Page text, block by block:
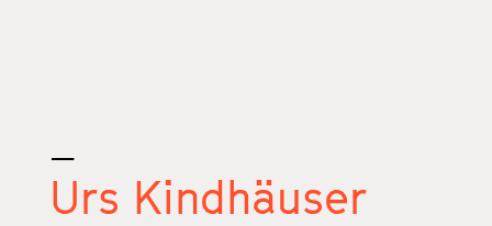
_
Urs Kindhäuser